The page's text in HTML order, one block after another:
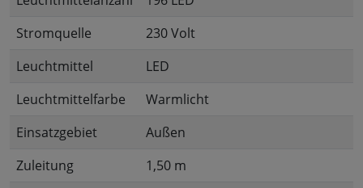
Stromquelle
230 Volt
Leuchtmittel
LED
Leuchtmittelfarbe
Warmlicht
Einsatzgebiet
Außen
Zuleitung
1,50 m